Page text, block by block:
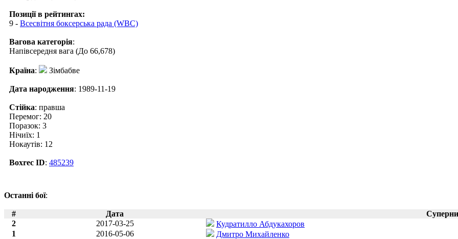
Позиції в рейтингах:
9 - Всесвітня боксерська рада (WBC)
Вагова категорія:
Напівсередня вага (До 66,678)
Країна: Зімбабве
Дата народження: 1989-11-19
Стійка: правша
Перемог: 20
Поразок: 3
Нічиїх: 1
Нокаутів: 12
Boxrec ID: 485239
Останні бої:
# Дата
2
2017-03-25
Кудратилло Абдукахоров
1
2016-05-06 Дмитро Михайленко